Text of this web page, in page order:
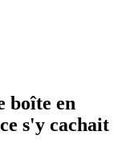
boîte en
s'y cachait